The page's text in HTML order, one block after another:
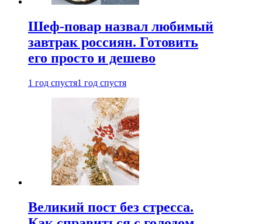
Шеф-повар назвал любимый
завтрак россиян. Готовить
его просто и дешево
1 год спустя1 год спустя
Великий пост без стресса.